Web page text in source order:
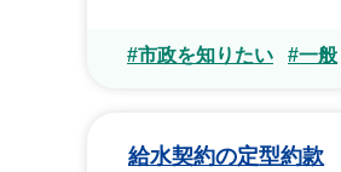
#市政を知りたい #一般
給水契約の定型約款